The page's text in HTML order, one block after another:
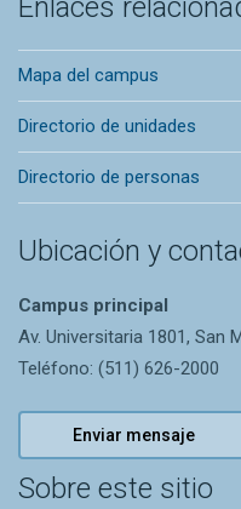
Enlaces
Mapa del campus
Directorio de unidades
Directorio de personas
Ubicación y
Campus principal
Av. Universitaria 1801, San
Teléfono: (511) 626-2000
Enviar mensaje
Sobre este sitio